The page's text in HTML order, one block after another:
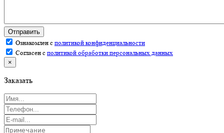
Отправить
Ознакомлен с политикой конфиденциальности
Согласен с политикой обработки персональных данных
×
Заказать